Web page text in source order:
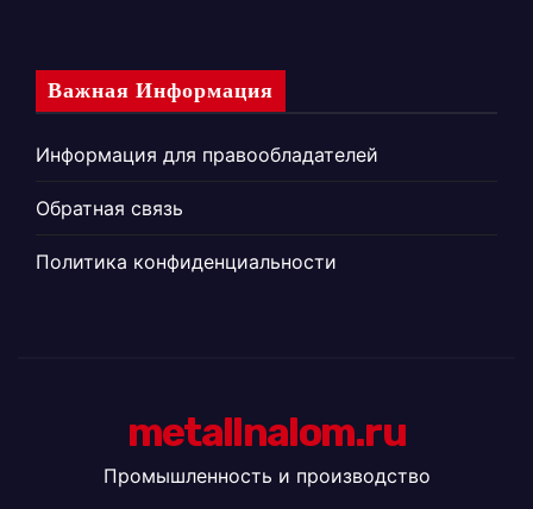
Важная Информация
Информация для правообладателей
Обратная связь
Политика конфиденциальности
metallnalom.ru
Промышленность и производство